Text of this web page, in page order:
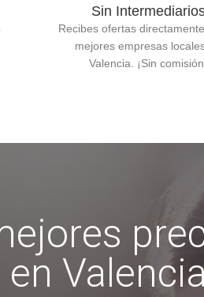
Sin
Recibes ofertas
mejores empresas
Valencia. ¡Sin